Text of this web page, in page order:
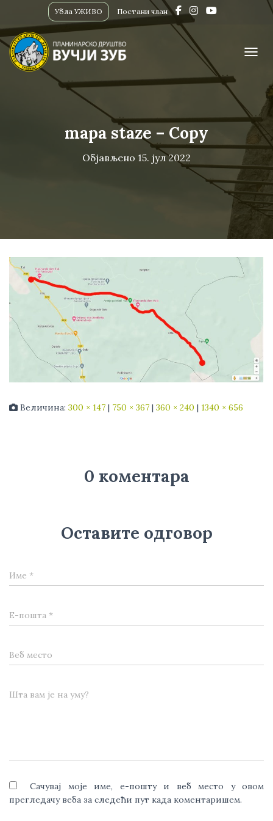
Убла УЖИВО Постани члан
mapa staze – Copy
Објављено 15. јул 2022
Величина: 300 × 147 | 750 × 367 | 360 × 240 | 1340 × 656
0 коментара
Оставите одговор
Име *
Е-пошта *
Веб место
Шта вам је на уму?
Сачувај моје име, е-пошту и веб место у овом
прегледачу веба за следећи пут када коментаришем.